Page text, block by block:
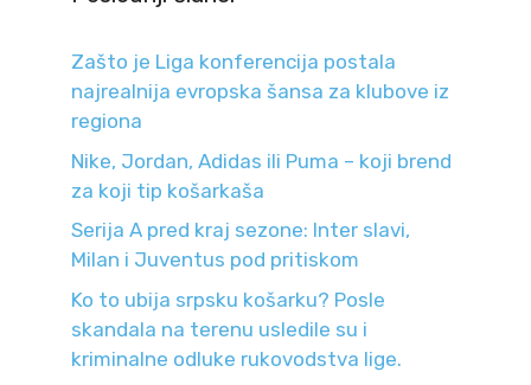
Zašto je Liga konferencija postala
najrealnija evropska šansa za klubove iz
regiona
Nike, Jordan, Adidas ili Puma – koji brend
za koji tip košarkaša
Serija A pred kraj sezone: Inter slavi,
Milan i Juventus pod pritiskom
Ko to ubija srpsku košarku? Posle
skandala na terenu usledile su i
kriminalne odluke rukovodstva lige.